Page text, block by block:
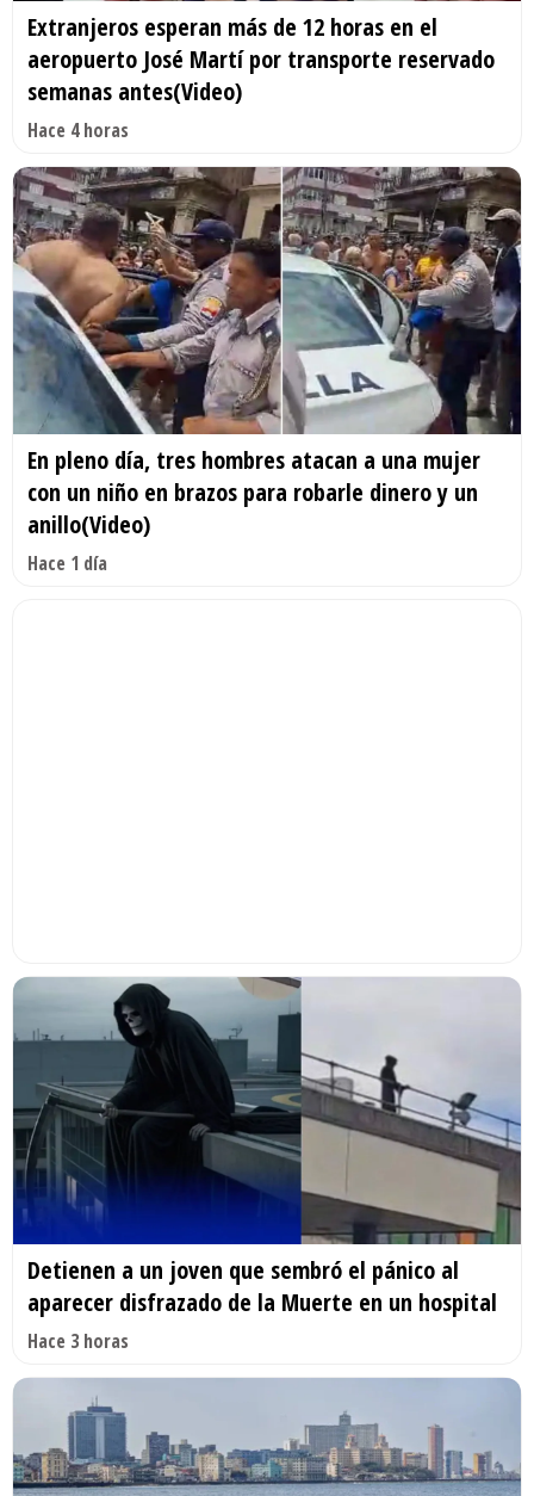
Extranjeros esperan más de 12 horas en el
aeropuerto José Martí por transporte reservado
semanas antes(Video)
Hace 4 horas
En pleno día, tres hombres atacan a una mujer
con un niño en brazos para robarle dinero y un
anillo(Video)
Hace 1 día
Detienen a un joven que sembró el pánico al
aparecer disfrazado de la Muerte en un hospital
Hace 3 horas